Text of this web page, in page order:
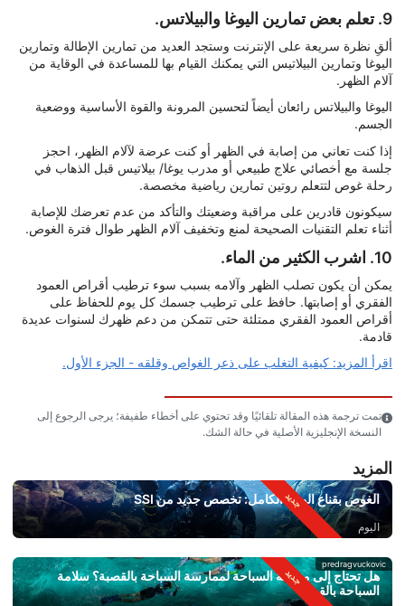
9. تعلم بعض تمارين اليوغا والبيلاتس.
ألقِ نظرة سريعة على الإنترنت وستجد العديد من تمارين الإطالة وتمارين
اليوغا وتمارين البيلاتيس التي يمكنك القيام بها للمساعدة في الوقاية من
آلام الظهر.
اليوغا والبيلاتس رائعان أيضاً لتحسين المرونة والقوة الأساسية ووضعية
الجسم.
إذا كنت تعاني من إصابة في الظهر أو كنت عرضة لآلام الظهر، احجز
جلسة مع أخصائي علاج طبيعي أو مدرب يوغا/ بيلاتيس قبل الذهاب في
رحلة غوص لتتعلم روتين تمارين رياضية مخصصة.
سيكونون قادرين على مراقبة وضعيتك والتأكد من عدم تعرضك للإصابة
أثناء تعلم التقنيات الصحيحة لمنع وتخفيف آلام الظهر طوال فترة الغوص.
10. اشرب الكثير من الماء.
يمكن أن يكون تصلب الظهر وآلامه بسبب سوء ترطيب أقراص العمود
الفقري أو إصابتها. حافظ على ترطيب جسمك كل يوم للحفاظ على
أقراص العمود الفقري ممتلئة حتى تتمكن من دعم ظهرك لسنوات عديدة
قادمة.
اقرأ المزيد: كيفية التغلب على ذعر الغواص وقلقه - الجزء الأول.
تمت ترجمة هذه المقالة تلقائيًا وقد تحتوي على أخطاء طفيفة؛ يرجى الرجوع إلى
النسخة الإنجليزية الأصلية في حالة الشك.
المزيد
الغوص بقناع الوجه الكامل: تخصص جديد من SSI
اليوم
predragvuckovic
هل تحتاج إلى معرفة السباحة لممارسة السباحة بالقصبة؟ سلامة
السباحة بالقصبة